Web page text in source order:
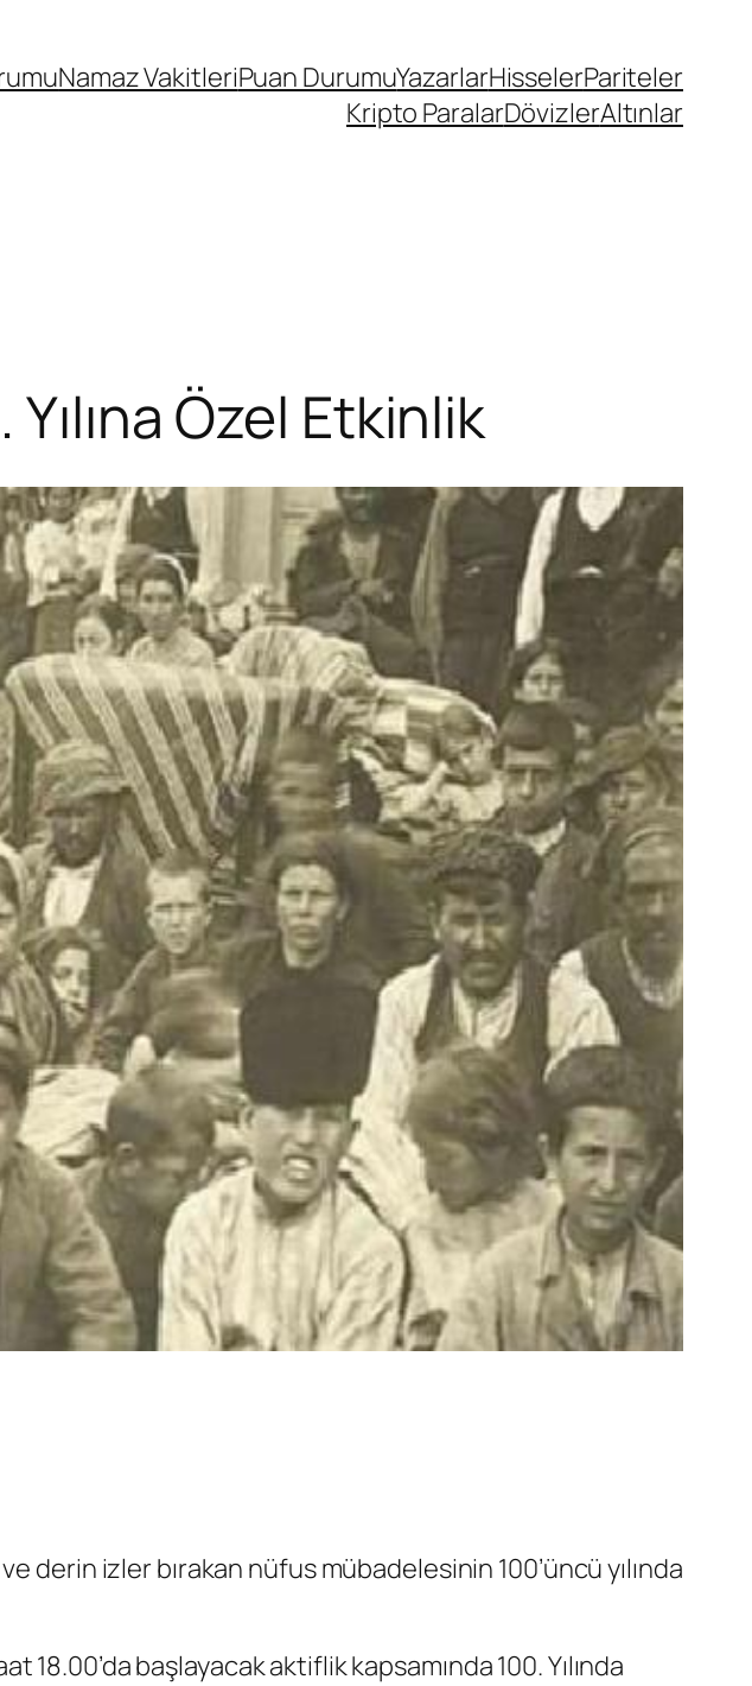
Namaz VakitleriPuan DurumuYazarlarHisselerPariteler
Kripto ParalarDövizlerAltınlar
Özel Etkinlik
derin izler bırakan nüfus mübadelesinin 100’üncü yılında
başlayacak aktiflik kapsamında 100. Yılında